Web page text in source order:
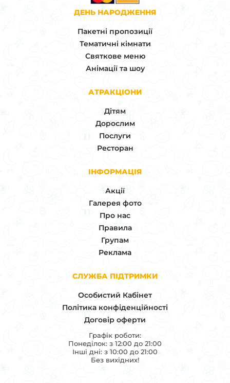
ДЕНЬ НАРОДЖЕННЯ
Пакетні пропозиції
Тематичні кімнати
Святкове меню
Анімації та шоу
АТРАКЦІОНИ
Дітям
Дорослим
Послуги
Ресторан
ІНФОРМАЦІЯ
Акції
Галерея фото
Про нас
Правила
Групам
Реклама
СЛУЖБА ПІДТРИМКИ
Особистий Кабінет
Політика конфіденційності
Договір оферти
Графік роботи:
Понеділок: з 12:00 до 21:00
Інші дні: з 10:00 до 21:00
Без вихідних!